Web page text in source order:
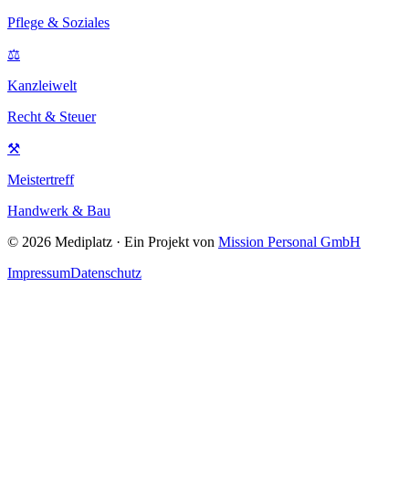
Pflege & Soziales
⚖
Kanzleiwelt
Recht & Steuer
⚒
Meistertreff
Handwerk & Bau
© 2026 Mediplatz · Ein Projekt von Mission Personal GmbH
ImpressumDatenschutz